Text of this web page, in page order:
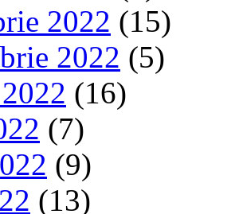
2022 (15)
2022 (5)
(16)
(7)
(9)
(13)